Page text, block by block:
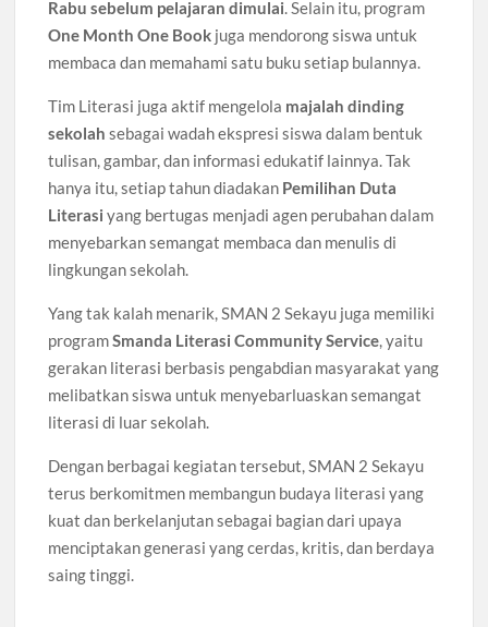
Rabu sebelum pelajaran dimulai. Selain itu, program
One Month One Book juga mendorong siswa untuk
membaca dan memahami satu buku setiap bulannya.
Tim Literasi juga aktif mengelola majalah dinding
sekolah sebagai wadah ekspresi siswa dalam bentuk
tulisan, gambar, dan informasi edukatif lainnya. Tak
hanya itu, setiap tahun diadakan Pemilihan Duta
Literasi yang bertugas menjadi agen perubahan dalam
menyebarkan semangat membaca dan menulis di
lingkungan sekolah.
Yang tak kalah menarik, SMAN 2 Sekayu juga memiliki
programSmanda Literasi Community Service, yaitu
gerakan literasi berbasis pengabdian masyarakat yang
melibatkan siswa untuk menyebarluaskan semangat
literasi di luar sekolah.
Dengan berbagai kegiatan tersebut, SMAN 2 Sekayu
terus berkomitmen membangun budaya literasi yang
kuat dan berkelanjutan sebagai bagian dari upaya
menciptakan generasi yang cerdas, kritis, dan berdaya
saing tinggi.